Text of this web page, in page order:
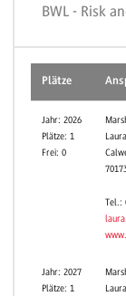
BWL - Risk
Plätze
Jahr: 2026
Plätze: 1
Frei: 0
Tel.:
Jahr: 2027
Plätze: 1